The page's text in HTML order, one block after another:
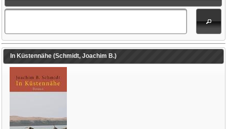
In Küstennähe (Schmidt, Joachim B.)